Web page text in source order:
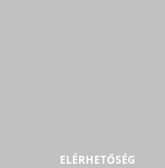
ELÉRHETŐSÉG